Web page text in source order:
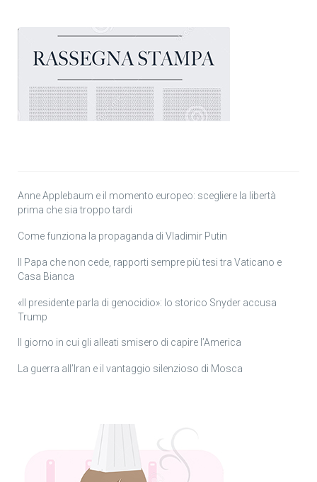
Anne Applebaum e il momento europeo: scegliere la libertà
prima che sia troppo tardi
Come funziona la propaganda di Vladimir Putin
Il Papa che non cede, rapporti sempre più tesi tra Vaticano e
Casa Bianca
«Il presidente parla di genocidio»: lo storico Snyder accusa
Trump
Il giorno in cui gli alleati smisero di capire l’America
La guerra all’Iran e il vantaggio silenzioso di Mosca